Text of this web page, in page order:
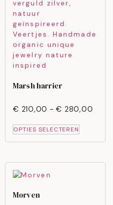
Marsh harrier
€ 210,00 - € 280,00
OPTIES SELECTEREN
Morven